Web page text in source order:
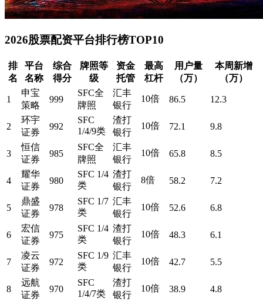
2026股票配资平台排行榜TOP10
排
名
平台
名称
综合
得分
牌照等
级
资金
托管
最高
杠杆
用户量
（万）
本周新增
（万）
1
申宝
策略
999
SFC全
牌照
汇丰
银行
10倍 86.5 12.3
2
环宇
证券
992
SFC
1/4/9类
渣打
银行
10倍 72.1 9.8
3
恒信
证券
985
SFC全
牌照
汇丰
银行
10倍 65.8 8.5
4
耀华
证券
980
SFC 1/4
类
渣打
银行
8倍 58.2 7.2
5
鼎盛
证券
978
SFC 1/7
类
汇丰
银行
10倍 52.6 6.8
6
宏信
证券
975
SFC 1/4
类
渣打
银行
10倍 48.3 6.1
7
凌云
证券
972
SFC 1/9
类
汇丰
银行
10倍 42.7 5.5
8
远航
证券
970
SFC
1/4/7类
渣打
银行
10倍 38.9 4.8